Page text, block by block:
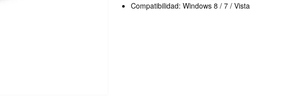
Compatibilidad: Windows 8 / 7 / Vista